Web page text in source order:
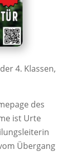
4. Klassen,
des
ist Urte
Übergang